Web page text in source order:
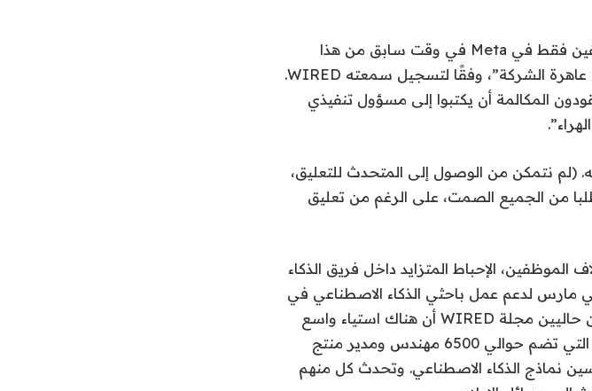
تم بث عرض تقديمي مباشر للموظفين فقط في Meta في وقت سابق من هذا
الأسبوع مع فورة مليئة بالألفاظ البذيئة حول “كونك عاهرة الشركة”، وفقًا لتسجيل سمعته WIRED.
المكالمة أن يكتبوا إلى مسؤول تنفيذي
(لم نتمكن من الوصول إلى المتحدث للتعليق،
من الجميع الصمت، على الرغم من تعليق
الإحباط المتزايد داخل فريق الذكاء
مارس لدعم عمل باحثي الذكاء الاصطناعي في
Meta Superintelligence Labs. أخبر ثلاثة موظفين حاليين مجلة WIRED أن هناك استياء واسع
النطاق من كيفية قيام شركة Meta بتجميع الوحدة التي تضم حوالي 6500 مهندس ومدير منتج
نماذج الذكاء الاصطناعي. وتحدث كل منهم